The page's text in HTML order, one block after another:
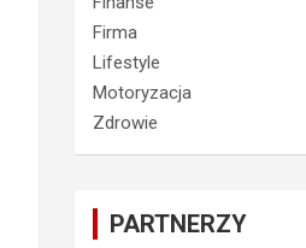
Firma
Lifestyle
Motoryzacja
Zdrowie
PARTNERZY